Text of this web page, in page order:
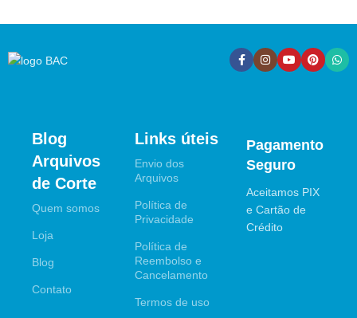
Blog
Arquivos
de Corte
Quem somos
Loja
Blog
Contato
Links úteis
Envio dos
Arquivos
Política de
Privacidade
Política de
Reembolso e
Cancelamento
Termos de uso
Pagamento
Seguro
Aceitamos PIX
e Cartão de
Crédito